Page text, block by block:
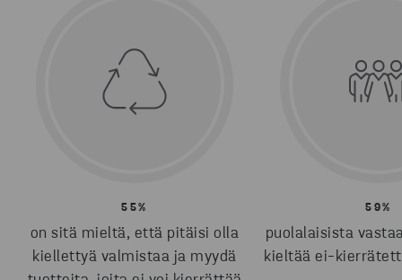
55%
on sitä mieltä, että pitäisi olla
kiellettyä valmistaa ja myydä
59%
puolalaisista
kieltää ei-